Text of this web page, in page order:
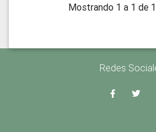
Mostrando 1 a 1 de
Redes